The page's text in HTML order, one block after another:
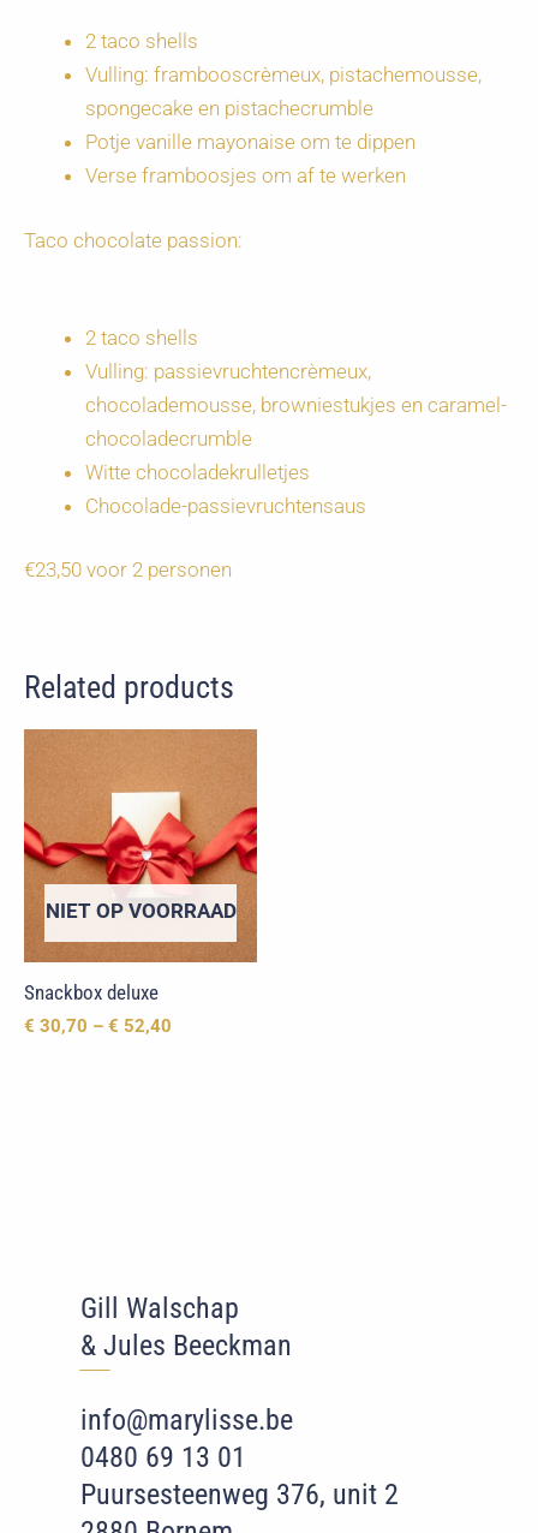
2 taco shells
Vulling: frambooscrèmeux, pistachemousse,
spongecake en pistachecrumble
Potje vanille mayonaise om te dippen
Verse framboosjes om af te werken
Taco chocolate passion:
2 taco shells
Vulling: passievruchtencrèmeux,
chocolademousse, browniestukjes en caramel-
chocoladecrumble
Witte chocoladekrulletjes
Chocolade-passievruchtensaus
€23,50 voor 2 personen
Related products
NIET OP VOORRAAD
Snackbox deluxe
€ 30,70 – € 52,40
Gill Walschap
& Jules Beeckman
info@marylisse.be
0480 69 13 01
Puursesteenweg 376, unit 2